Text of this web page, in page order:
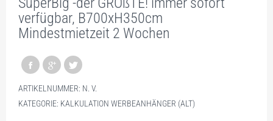
PLZ 7
PLZ 8
PLZ 9
HILFE
verfügbar, B700xH350cm
Mindestmietzeit 2 Wochen
ARTIKELNUMMER: N. V.
KATEGORIE: KALKULATION WERBEANHÄNGER (ALT)